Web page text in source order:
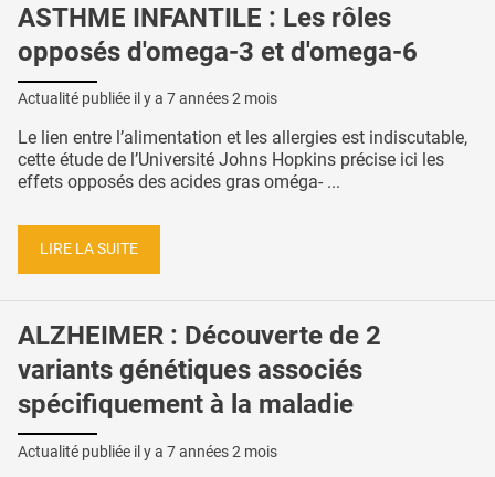
ASTHME INFANTILE : Les rôles
opposés d'omega-3 et d'omega-6
Actualité publiée il y a 7 années 2 mois
Le lien entre l’alimentation et les allergies est indiscutable,
cette étude de l’Université Johns Hopkins précise ici les
effets opposés des acides gras oméga- ...
LIRE LA SUITE
ALZHEIMER : Découverte de 2
variants génétiques associés
spécifiquement à la maladie
Actualité publiée il y a 7 années 2 mois